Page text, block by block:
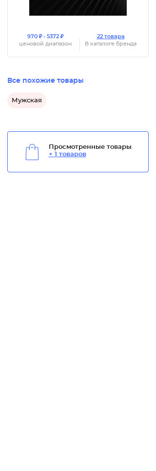
970 ₽ - 5372 ₽
ценовой диапазон
22 товара
В каталоге бренда
Все похожие товары
Мужская
Просмотренные товары
+ 1 товаров